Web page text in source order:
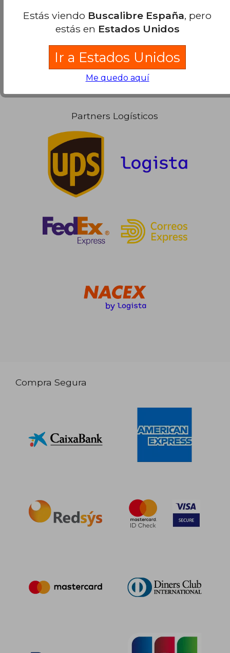
Ver más opiniones de clientes
Partners Logísticos
Compra Segura
Estás viendo Buscalibre España, pero
estás en Estados Unidos
Ir a Estados Unidos
Me quedo aquí